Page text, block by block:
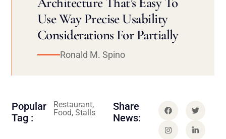
Use Way Precise Usability
Considerations For Partially
Ronald M. Spino
Popular
Tag :
Restaurant,
Food, Stalls
Share
News: